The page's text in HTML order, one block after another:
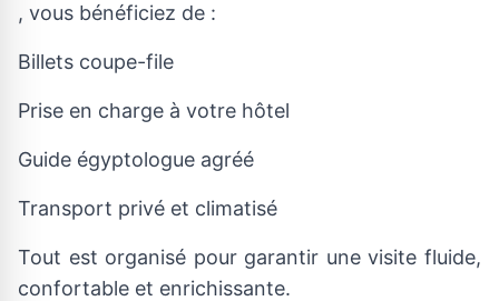
, vous bénéficiez de :
Billets coupe-file
Prise en charge à votre hôtel
Guide égyptologue agréé
Transport privé et climatisé
Tout est organisé pour garantir une visite fluide,
confortable et enrichissante.